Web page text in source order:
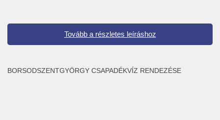
Tovább a részletes leíráshoz
BORSODSZENTGYÖRGY CSAPADÉKVÍZ RENDEZÉSE